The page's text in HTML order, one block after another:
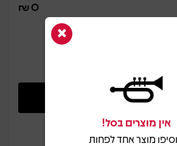
0
₪
את תקנון האתר
בהתאם למדיניות הפרטיות
אין מוצרים בסל!
מוצר אחד לפחות